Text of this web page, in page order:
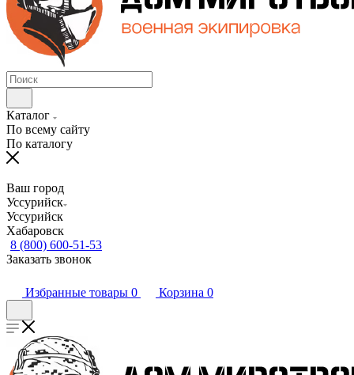
Каталог
По всему сайту
По каталогу
Ваш город
Уссурийск
Уссурийск
Хабаровск
8 (800) 600-51-53
Заказать звонок
Избранные товары 0 Корзина 0